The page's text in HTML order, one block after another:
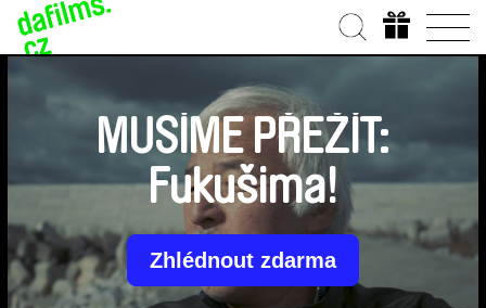
MUSÍME PŘEŽÍT:
Fukušima!
Zhlédnout zdarma